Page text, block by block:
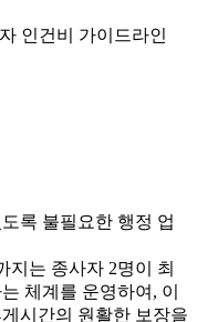
인건비 가이드라인
록 불필요한 행정 업
는 종사자 2명이 최
체계를 운영하여, 이
시간의 원활한 보장을